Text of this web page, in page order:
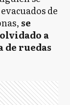
de
se
a
de ruedas